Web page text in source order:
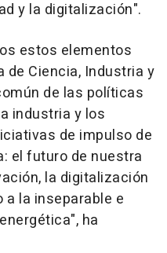
y la digitalización".
estos elementos
de Ciencia, Industria y
de las políticas
industria y los
de impulso de
el futuro de nuestra
la digitalización
a la inseparable e
ha